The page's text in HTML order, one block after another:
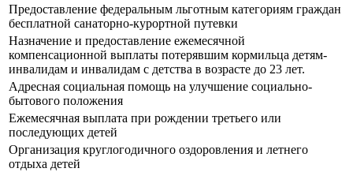
Предоставление федеральным льготным категориям граждан
бесплатной санаторно-курортной путевки
Назначение и предоставление ежемесячной
компенсационной выплаты потерявшим кормильца детям-
инвалидам и инвалидам с детства в возрасте до 23 лет.
Адресная социальная помощь на улучшение социально-
бытового положения
Ежемесячная выплата при рождении третьего или
последующих детей
Организация круглогодичного оздоровления и летнего
отдыха детей